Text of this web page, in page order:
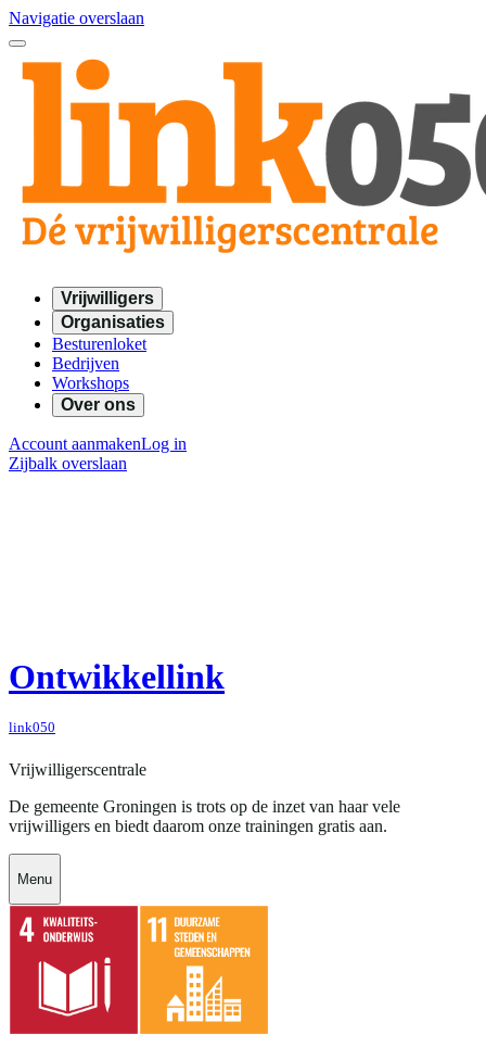
Navigatie overslaan
Vrijwilligers
Organisaties
Besturenloket
Bedrijven
Workshops
Over ons
Account aanmakenLog in
Zijbalk overslaan
Ontwikkellink
link050
Vrijwilligerscentrale
De gemeente Groningen is trots op de inzet van haar vele
vrijwilligers en biedt daarom onze trainingen gratis aan.
Menu